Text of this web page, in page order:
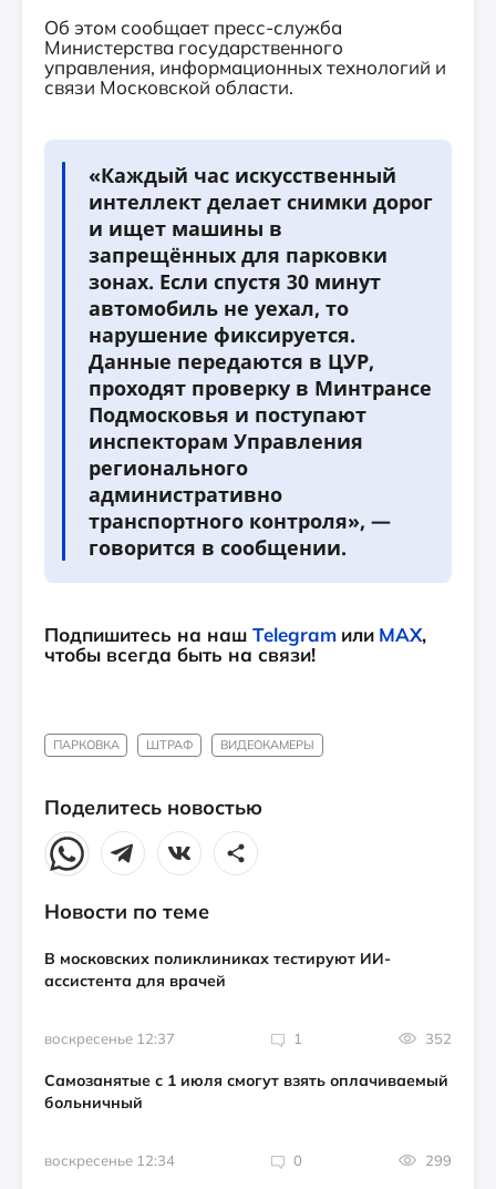
Об этом сообщает пресс-служба
Министерства государственного
управления, информационных технологий и
связи Московской области.
«Каждый час искусственный
интеллект делает снимки дорог
и ищет машины в
запрещённых для парковки
зонах. Если спустя 30 минут
автомобиль не уехал, то
нарушение фиксируется.
Данные передаются в ЦУР,
проходят проверку в Минтрансе
Подмосковья и поступают
инспекторам Управления
регионального
административно
транспортного контроля», —
говорится в сообщении.
Подпишитесь на наш Telegram или MAX,
чтобы всегда быть на связи!
ПАРКОВКА ШТРАФ ВИДЕОКАМЕРЫ
Поделитесь новостью
Новости по теме
В московских поликлиниках тестируют ИИ-
ассистента для врачей
воскресенье 12:37 1 352
Самозанятые с 1 июля смогут взять оплачиваемый
больничный​
воскресенье 12:34 0 299